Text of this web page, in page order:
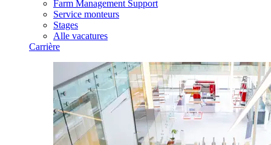
Farm Management Support
Service monteurs
Stages
Alle vacatures
Carrière